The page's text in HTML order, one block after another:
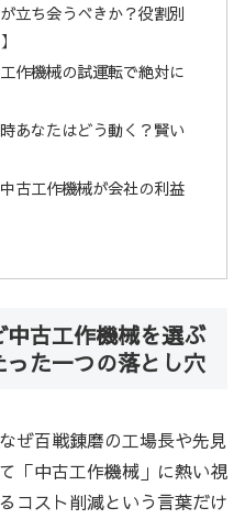
立ち会うべきか？役割別
作機械の試運転で絶対に
あなたはどう動く？賢い
古工作機械が会社の利益
古工作機械を選ぶ
た一つの落とし穴
ぜ百戦錬磨の工場長や先見
「中古工作機械」に熱い視
コスト削減という言葉だけ